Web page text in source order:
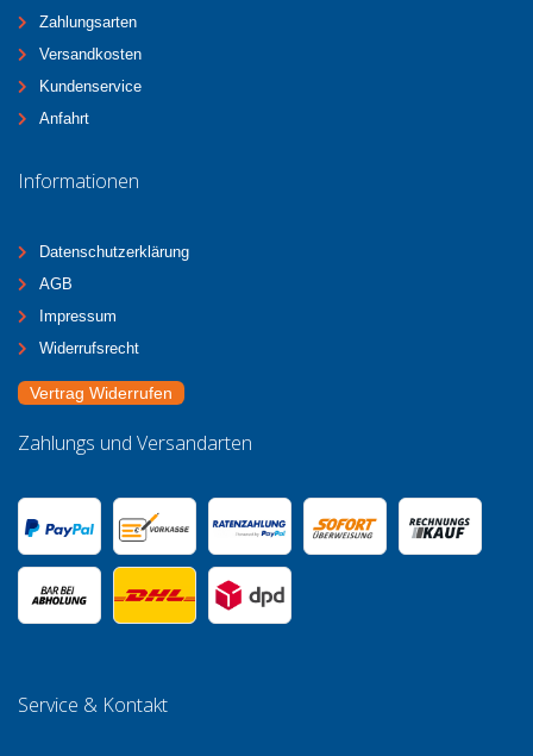
Zahlungsarten
Versandkosten
Kundenservice
Anfahrt
Informationen
Datenschutzerklärung
AGB
Impressum
Widerrufsrecht
Vertrag Widerrufen
Zahlungs und Versandarten
Service & Kontakt